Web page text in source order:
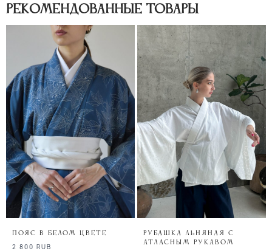
Рекомендованные товары
Пояс в белом цвете
2 800 RUB
Рубашка льняная с
атласным рукавом